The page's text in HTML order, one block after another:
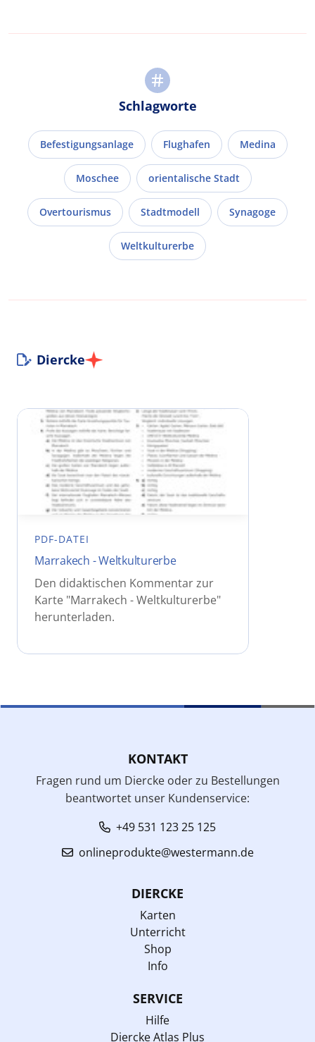
Schlagworte
Befestigungsanlage Flughafen Medina
Moschee orientalische Stadt
Overtourismus Stadtmodell Synagoge
Weltkulturerbe
Diercke
PDF-DATEI
Marrakech - Weltkulturerbe
Den didaktischen Kommentar zur
Karte "Marrakech - Weltkulturerbe"
herunterladen.
KONTAKT
Fragen rund um Diercke oder zu Bestellungen
beantwortet unser Kundenservice:
+49 531 123 25 125
onlineprodukte@westermann.de
DIERCKE
Karten
Unterricht
Shop
Info
SERVICE
Hilfe
Diercke Atlas Plus